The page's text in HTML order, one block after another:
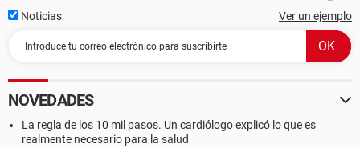
Noticias Ver un ejemplo
NOVEDADES
La regla de los 10 mil pasos. Un cardiólogo explicó lo que es
realmente necesario para la salud